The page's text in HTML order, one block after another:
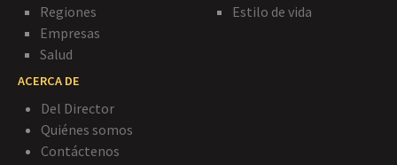
Regiones
Empresas
Salud
Estilo de vida
ACERCA DE
Del Director
Quiénes somos
Contáctenos